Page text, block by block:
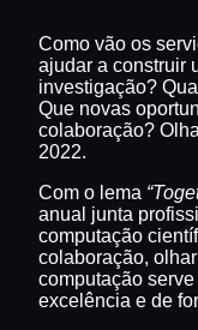
Como vão os
ajudar a construir
investigação?
Que novas
colaboração?
2022.
Com o lema
anual junta
computação
colaboração,
computação
excelência e de